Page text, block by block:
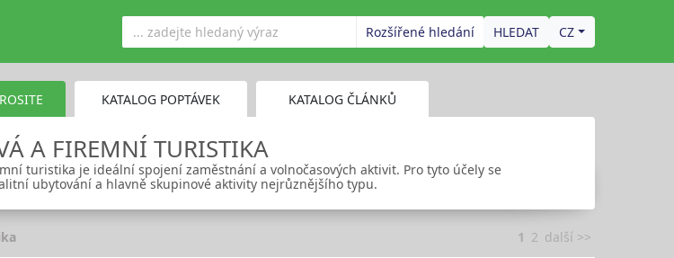
Rozšířené hledání CZ
KATALOG POPTÁVEK KATALOG ČLÁNKŮ
A FIREMNÍ TURISTIKA
turistika je ideální spojení zaměstnání a volnočasových aktivit. Pro tyto účely se
ubytování a hlavně skupinové aktivity nejrůznějšího typu.
1 2 další >>